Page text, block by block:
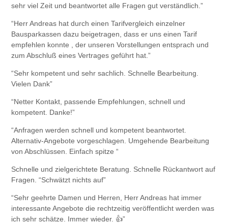
sehr viel Zeit und beantwortet alle Fragen gut verständlich.”
“Herr Andreas hat durch einen Tarifvergleich einzelner
Bausparkassen dazu beigetragen, dass er uns einen Tarif
empfehlen konnte , der unseren Vorstellungen entsprach und
zum Abschluß eines Vertrages geführt hat.”
“Sehr kompetent und sehr sachlich. Schnelle Bearbeitung.
Vielen Dank”
“Netter Kontakt, passende Empfehlungen, schnell und
kompetent. Danke!”
“Anfragen werden schnell und kompetent beantwortet.
Alternativ-Angebote vorgeschlagen. Umgehende Bearbeitung
von Abschlüssen. Einfach spitze “
Schnelle und zielgerichtete Beratung. Schnelle Rückantwort auf
Fragen. “Schwätzt nichts auf”
“Sehr geehrte Damen und Herren, Herr Andreas hat immer
interessante Angebote die rechtzeitig veröffentlicht werden was
ich sehr schätze. Immer wieder. 👍”